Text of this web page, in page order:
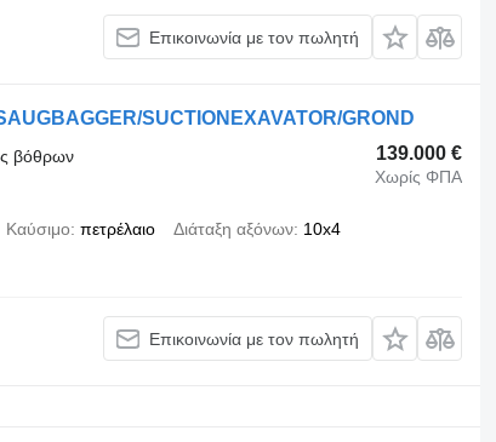
Επικοινωνία με τον πωλητή
SUCTIONEXAVATOR/GROND
139.000 €
Χωρίς ΦΠΑ
βόθρων
Καύσιμο πετρέλαιο Διάταξη αξόνων 10x4
Επικοινωνία με τον πωλητή